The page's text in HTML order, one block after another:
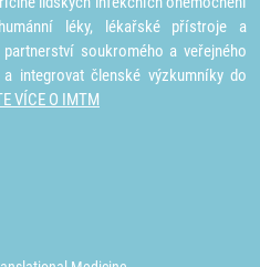
léky, lékařské přístroje a
soukromého a veřejného
integrovat členské výzkumníky do
VÍCE O IMTM